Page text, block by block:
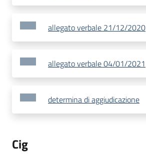
allegato verbale 21/12/2020
allegato verbale 04/01/2021
determina di aggiudicazione
Cig